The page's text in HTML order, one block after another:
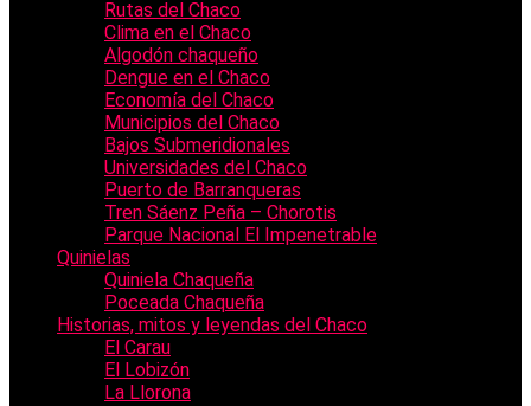
Rutas del Chaco
Clima en el Chaco
Algodón chaqueño
Dengue en el Chaco
Economía del Chaco
Municipios del Chaco
Bajos Submeridionales
Universidades del Chaco
Puerto de Barranqueras
Tren Sáenz Peña – Chorotis
Parque Nacional El Impenetrable
Quinielas
Quiniela Chaqueña
Poceada Chaqueña
Historias, mitos y leyendas del Chaco
El Carau
El Lobizón
La Llorona